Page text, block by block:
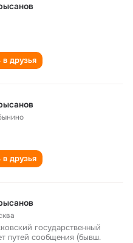
в друзья
в друзья
государственный
путей сообщения (бывш.